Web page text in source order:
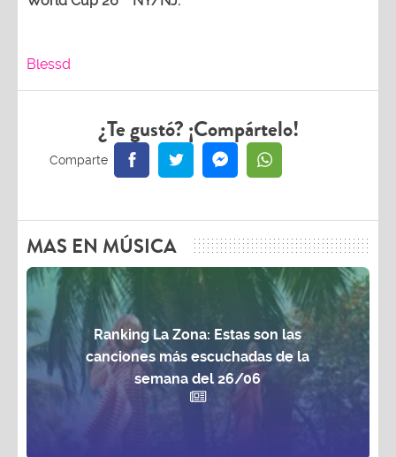
Blessd
¿Te gustó? ¡Compártelo!
MAS EN MÚSICA
Ranking La Zona: Estas son las
canciones más escuchadas de la
semana del 26/06